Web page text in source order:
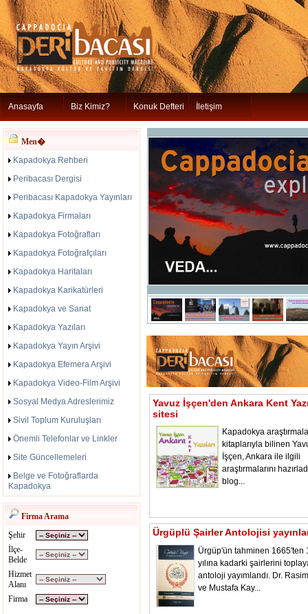
Anasayfa Biz Kimiz? Konuk Defteri İletişim
Men�
Kapadokya Rehberi
Peribacası Dergisi
Peribacası Kapadokya Yayınları
Kapadokya Firmaları
Kapadokya Fotoğrafları
Kapadokya Fotoğrafçıları
Kapadokya Haritaları
Kapadokya Karikatürleri
Kapadokya ve Sanat
Kapadokya Yazıları
Kapadokya Yayın Arşivi
Kapadokya Efemera Arşivi
Kapadokya Video-Film Arşivi
Sosyal Medya Adreslerimiz
Sivil Toplum Kuruluşları
Önemli Telefonlar ve Linkler
Site Güncellemeleri
Belge ve Fotoğraflarda
Kapadokya
Firma Arama
Şehir
İlçe-
Belde
Hizmet
Alanı
Firma
Yavuz İşçen'den Ankara Kent
sitesi
Kapadokya
kitaplarıyla bilinen
İşçen, Ankara ile ilgili
araştırmalarını
blog...
Ürgüplü Şairler Antolojisi
Ürgüp'ün tahminen 1665'ten
yılına kadarki şairlerini
antoloji yayımlandı. Dr.
ve Mustafa Kay...